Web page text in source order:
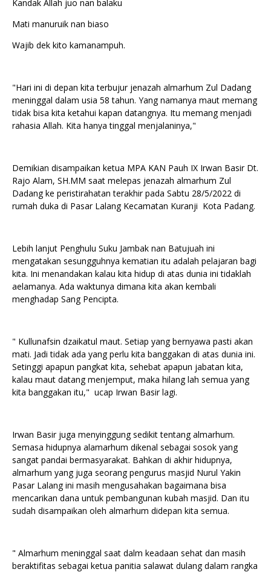
Kandak Allah juo nan balaku
Mati manuruik nan biaso
Wajib dek kito kamanampuh.
"Hari ini di depan kita terbujur jenazah almarhum Zul Dadang
meninggal dalam usia 58 tahun. Yang namanya maut memang
tidak bisa kita ketahui kapan datangnya. Itu memang menjadi
rahasia Allah. Kita hanya tinggal menjalaninya,"
Demikian disampaikan ketua MPA KAN Pauh IX Irwan Basir Dt.
Rajo Alam, SH.MM saat melepas jenazah almarhum Zul
Dadang ke peristirahatan terakhir pada Sabtu 28/5/2022 di
rumah duka di Pasar Lalang Kecamatan Kuranji Kota Padang.
Lebih lanjut Penghulu Suku Jambak nan Batujuah ini
mengatakan sesungguhnya kematian itu adalah pelajaran bagi
kita. Ini menandakan kalau kita hidup di atas dunia ini tidaklah
aelamanya. Ada waktunya dimana kita akan kembali
menghadap Sang Pencipta.
" Kullunafsin dzaikatul maut. Setiap yang bernyawa pasti akan
mati. Jadi tidak ada yang perlu kita banggakan di atas dunia ini.
Setinggi apapun pangkat kita, sehebat apapun jabatan kita,
kalau maut datang menjemput, maka hilang lah semua yang
kita banggakan itu," ucap Irwan Basir lagi.
Irwan Basir juga menyinggung sedikit tentang almarhum.
Semasa hidupnya alamarhum dikenal sebagai sosok yang
sangat pandai bermasyarakat. Bahkan di akhir hidupnya,
almarhum yang juga seorang pengurus masjid Nurul Yakin
Pasar Lalang ini masih mengusahakan bagaimana bisa
mencarikan dana untuk pembangunan kubah masjid. Dan itu
sudah disampaikan oleh almarhum didepan kita semua.
" Almarhum meninggal saat dalm keadaan sehat dan masih
beraktifitas sebagai ketua panitia salawat dulang dalam rangka